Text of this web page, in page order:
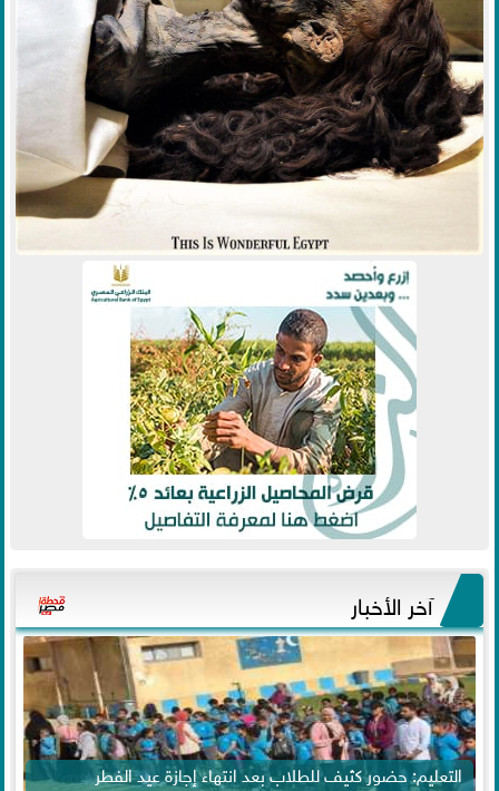
آخر الأخبار
التعليم: حضور كثيف للطلاب بعد انتهاء إجازة عيد الفطر